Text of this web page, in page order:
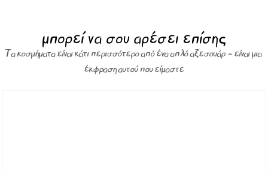
μπορεί να σου αρέσει επίσης
Τα κοσμήματα είναι κάτι περισσότερο από ένα απλό αξεσουάρ – είναι μια
έκφραση αυτού που είμαστε